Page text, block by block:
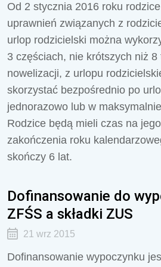
Od 2 stycznia 2016 roku
uprawnień związanych z
urlop rodzicielski można
3 częściach, nie krótszych niż
nowelizacji, z urlopu
skorzystać bezpośrednio po
jednorazowo lub w
Rodzice będą mieli czas na
zakończenia roku
skończy 6 lat.
Dofinansowanie do
ZFŚS a składki ZUS
21 wrz 2015
Dofinansowanie wypoczynku